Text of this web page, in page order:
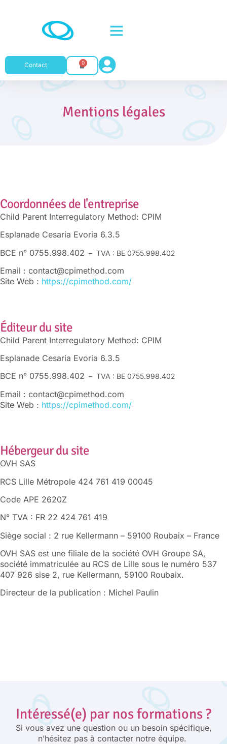
Contact 0
Mentions légales
Coordonnées de l'entreprise
Child Parent Interregulatory Method: CPIM
Esplanade Cesaria Evoria 6.3.5
BCE n° 0755.998.402 – TVA : BE 0755.998.402
Email : contact@cpimethod.com
Site Web : https://cpimethod.com/
Éditeur du site
Child Parent Interregulatory Method: CPIM
Esplanade Cesaria Evoria 6.3.5
BCE n° 0755.998.402 – TVA : BE 0755.998.402
Email : contact@cpimethod.com
Site Web : https://cpimethod.com/
Hébergeur du site
OVH SAS
RCS Lille Métropole 424 761 419 00045
Code APE 2620Z
N° TVA : FR 22 424 761 419
Siège social : 2 rue Kellermann – 59100 Roubaix – France
OVH SAS est une filiale de la société OVH Groupe SA,
société immatriculée au RCS de Lille sous le numéro 537
407 926 sise 2, rue Kellermann, 59100 Roubaix.
Directeur de la publication : Michel Paulin
Intéressé(e) par nos formations ?
Si vous avez une question ou un besoin spécifique,
n’hésitez pas à contacter notre équipe.